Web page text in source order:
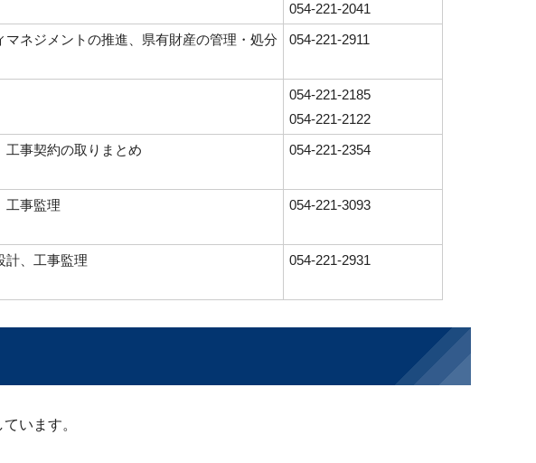
054-221-2041
ネジメントの推進、県有財産の管理・処分 054-221-2911
054-221-2185
054-221-2122
工事契約の取りまとめ 054-221-2354
工事監理 054-221-3093
計、工事監理 054-221-2931
います。